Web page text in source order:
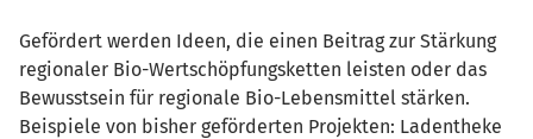
Gefördert werden Ideen, die einen Beitrag zur Stärkung
regionaler Bio-Wertschöpfungsketten leisten oder das
Bewusstsein für regionale Bio-Lebensmittel stärken.
Beispiele von bisher geförderten Projekten: Ladentheke